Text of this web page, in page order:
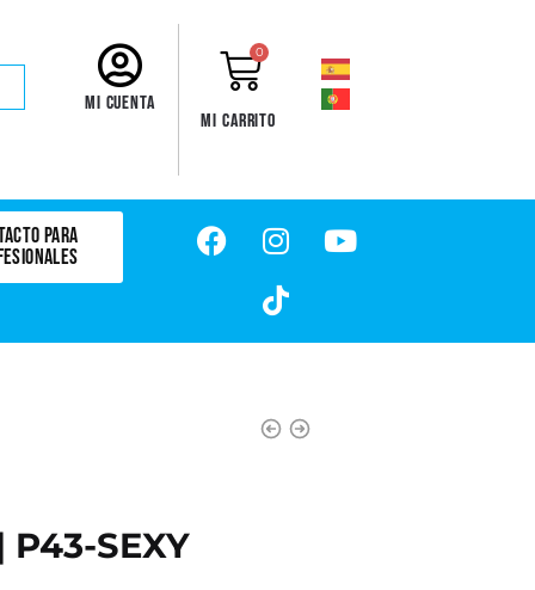
Mi cuenta
0
Mi carrito
PARA
P43-SEXY